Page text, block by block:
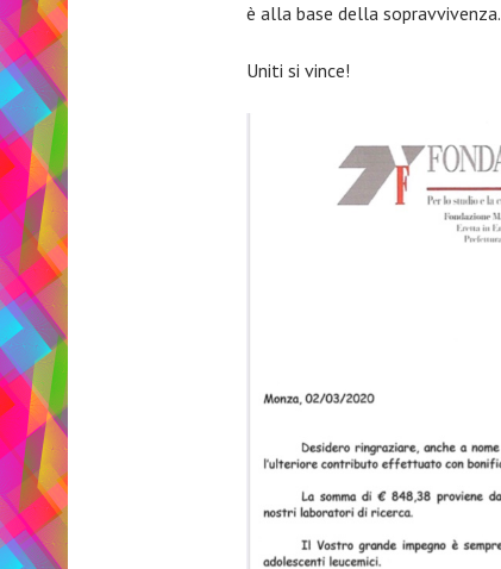
è alla base della sopravvivenza.
Uniti si vince!